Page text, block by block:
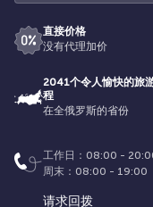
直接价格
没有代理加价
2041个令人愉快的旅
程
在全俄罗斯的省份
工作日：08:00 -
周末：08:00 - 19:00
请求回拨